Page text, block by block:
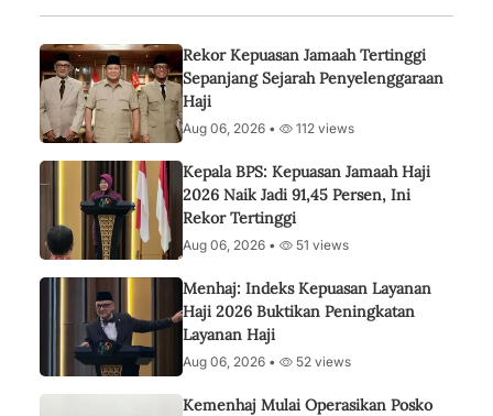
Rekor Kepuasan Jamaah Tertinggi
Sepanjang Sejarah Penyelenggaraan
Haji
Aug 06, 2026 • 112 views
Kepala BPS: Kepuasan Jamaah Haji
2026 Naik Jadi 91,45 Persen, Ini
Rekor Tertinggi
Aug 06, 2026 • 51 views
Menhaj: Indeks Kepuasan Layanan
Haji 2026 Buktikan Peningkatan
Layanan Haji
Aug 06, 2026 • 52 views
Kemenhaj Mulai Operasikan Posko